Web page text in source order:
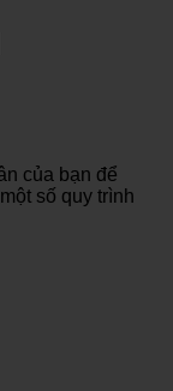
của bạn để
số quy trình